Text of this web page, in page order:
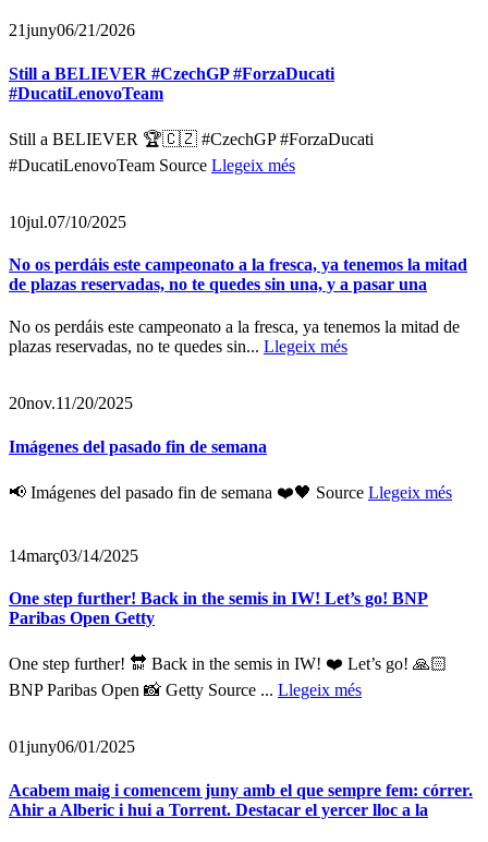
21juny06/21/2026
Still a BELIEVER #CzechGP #ForzaDucati
#DucatiLenovoTeam
Still a BELIEVER 🏆🇨🇿 #CzechGP #ForzaDucati
#DucatiLenovoTeam Source Llegeix més
10jul.07/10/2025
No os perdáis este campeonato a la fresca, ya tenemos la mitad
de plazas reservadas, no te quedes sin una, y a pasar una
No os perdáis este campeonato a la fresca, ya tenemos la mitad de
plazas reservadas, no te quedes sin... Llegeix més
20nov.11/20/2025
Imágenes del pasado fin de semana
📢 Imágenes del pasado fin de semana ❤️🖤 Source Llegeix més
14març03/14/2025
One step further! Back in the semis in IW! Let’s go! BNP
Paribas Open Getty
One step further! 🔛 Back in the semis in IW! ❤️ Let’s go! 🙏🏻
BNP Paribas Open 📸 Getty Source ... Llegeix més
01juny06/01/2025
Acabem maig i comencem juny amb el que sempre fem: córrer.
Ahir a Alberic i hui a Torrent. Destacar el yercer lloc a la